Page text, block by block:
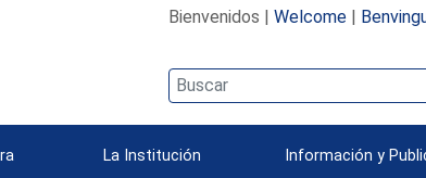
Bienvenidos | Welcome|
La Institución Información y